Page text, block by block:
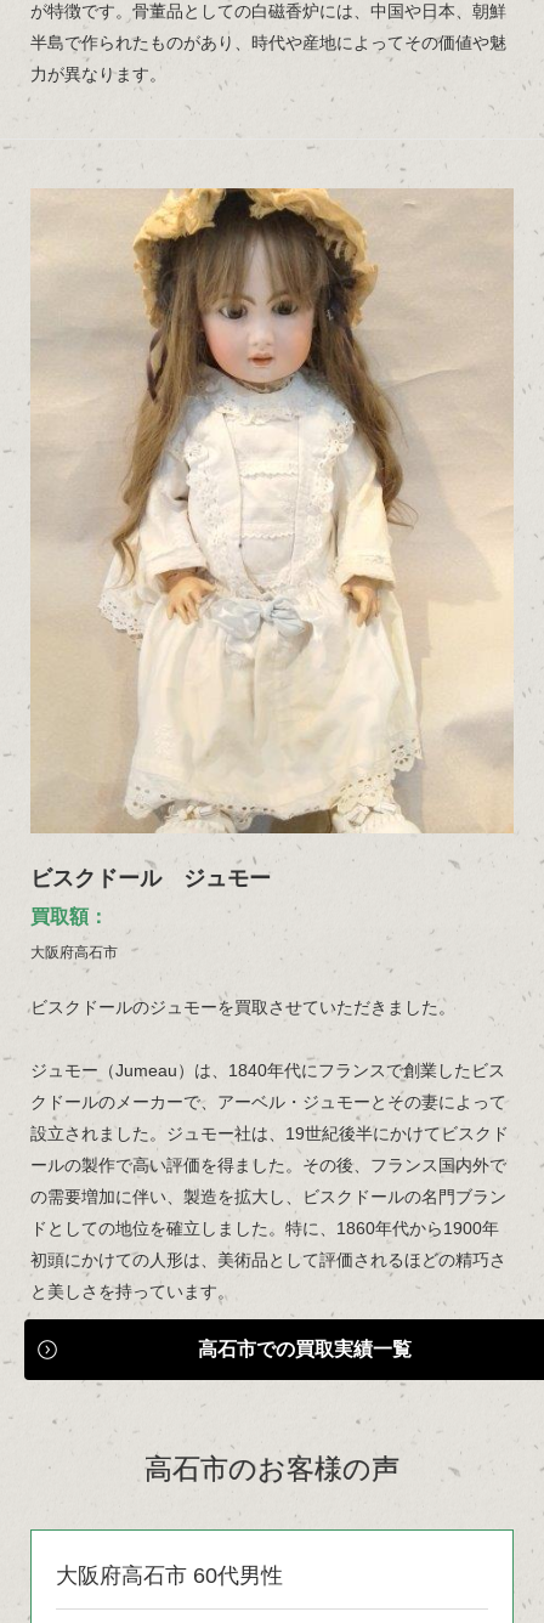
が特徴です。骨董品としての白磁香炉には、中国や日本、朝鮮
半島で作られたものがあり、時代や産地によってその価値や魅
力が異なります。
ビスクドール ジュモー
買取額：
大阪府高石市
ビスクドールのジュモーを買取させていただきました。
ジュモー（Jumeau）は、1840年代にフランスで創業したビス
クドールのメーカーで、アーベル・ジュモーとその妻によって
設立されました。ジュモー社は、19世紀後半にかけてビスクド
ールの製作で高い評価を得ました。その後、フランス国内外で
の需要増加に伴い、製造を拡大し、ビスクドールの名門ブラン
ドとしての地位を確立しました。特に、1860年代から1900年
初頭にかけての人形は、美術品として評価されるほどの精巧さ
と美しさを持っています。
高石市での買取実績一覧
高石市のお客様の声
大阪府高石市 60代男性